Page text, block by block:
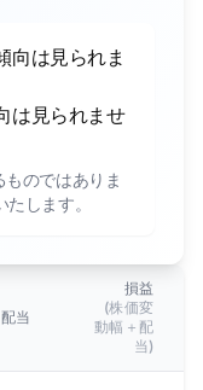
向は見られま
は見られませ
のではありま
します。
配当
損益
(株価変
動幅＋配
当)